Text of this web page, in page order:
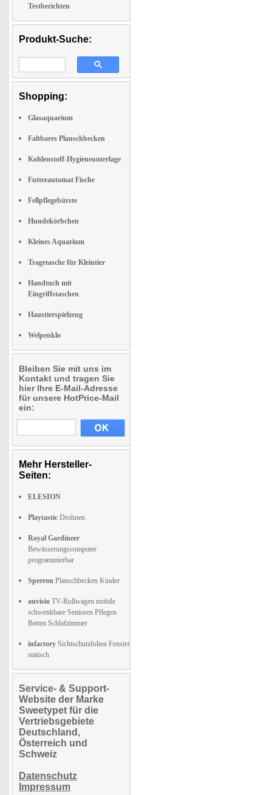
Testberichten
Produkt-Suche:
Shopping:
Glasaquarium
Faltbares Planschbecken
Kohlenstoff-Hygieneunterlage
Futterautomat Fische
Fellpflegebürste
Hundekörbchen
Kleines Aquarium
Tragetasche für Kleintier
Handtuch mit
Eingriffstaschen
Haustierspielzeug
Welpenklo
Bleiben Sie mit uns im
Kontakt und tragen Sie
hier Ihre E-Mail-Adresse
für unsere HotPrice-Mail
ein:
Mehr Hersteller-
Seiten:
ELESION
Playtastic Drohnen
Royal Gardineer
Bewässerungscomputer
programmierbar
Speeron Planschbecken Kinder
auvisio TV-Rollwagen mobile
schwenkbare Senioren Pflegen
Betten Schlafzimmer
infactory Sichtschutzfolien Fenster
statisch
Service- & Support-
Website der Marke
Sweetypet für die
Vertriebsgebiete
Deutschland,
Österreich und
Schweiz
Datenschutz
Impressum